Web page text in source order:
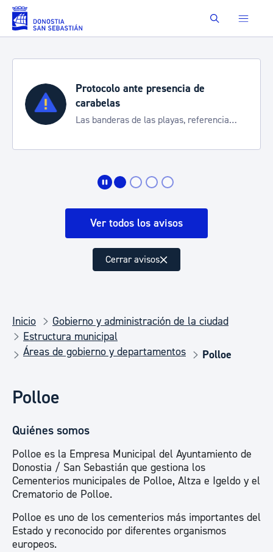
Saltar al contenido principal Buscar
Protocolo ante presencia de
carabelas
Las banderas de las playas, referencia
Ver todos los avisos
Cerrar avisos
Inicio
Gobierno y administración de la ciudad
Estructura municipal
Áreas de gobierno y departamentos
Polloe
Polloe
Quiénes somos
Polloe es la Empresa Municipal del Ayuntamiento de
Donostia / San Sebastián que gestiona los
Cementerios municipales de Polloe, Altza e Igeldo y el
Crematorio de Polloe.
Polloe es uno de los cementerios más importantes del
Estado y reconocido por diferentes organismos
europeos.